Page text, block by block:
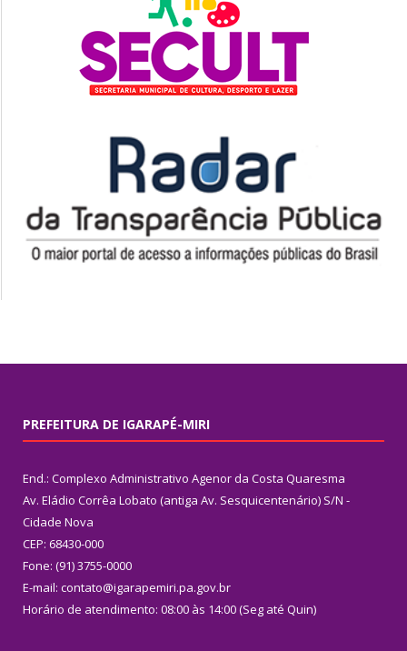
PREFEITURA DE IGARAPÉ-MIRI
End.: Complexo Administrativo Agenor da Costa Quaresma
Av. Eládio Corrêa Lobato (antiga Av. Sesquicentenário) S/N -
Cidade Nova
CEP: 68430-000
Fone: (91) 3755-0000
E-mail: contato@igarapemiri.pa.gov.br
Horário de atendimento: 08:00 às 14:00 (Seg até Quin)